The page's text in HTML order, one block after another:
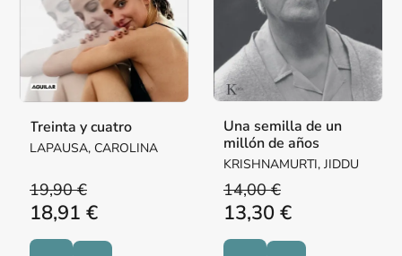
Treinta y cuatro
LAPAUSA, CAROLINA
19,90 €
18,91 €
Una semilla de un
millón de años
KRISHNAMURTI, JIDDU
14,00 €
13,30 €